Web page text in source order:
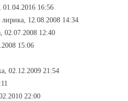
01.04.2016 16:56
12.08.2008 14:34
02.07.2008 12:40
15:06
02.12.2009 21:54
22:00